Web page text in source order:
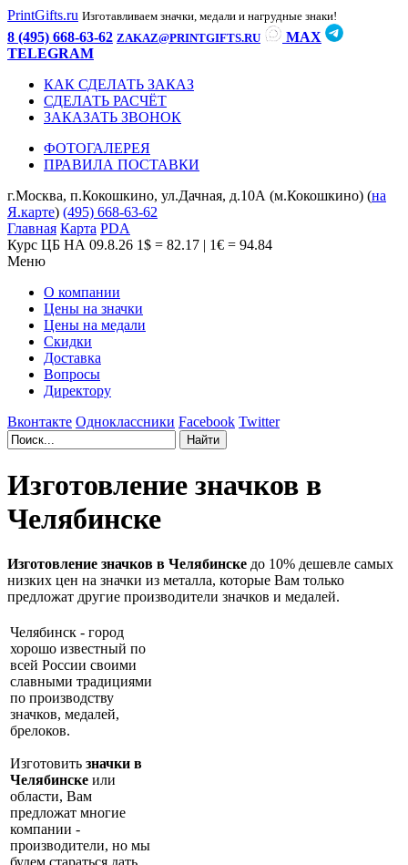
PrintGifts.ru Изготавливаем значки, медали и нагрудные знаки!
8 (495) 668-63-62 ZAKAZ@PRINTGIFTS.RU
MAX
TELEGRAM
КАК СДЕЛАТЬ ЗАКАЗ
СДЕЛАТЬ РАСЧЁТ
ЗАКАЗАТЬ ЗВОНОК
ФОТОГАЛЕРЕЯ
ПРАВИЛА ПОСТАВКИ
г.Москва, п.Кокошкино, ул.Дачная, д.10А (м.Кокошкино) (на
Я.карте) (495) 668-63-62
Главная Карта PDA
Курс ЦБ НА 09.8.26 1$ = 82.17 | 1€ = 94.84
Меню
О компании
Цены на значки
Цены на медали
Скидки
Доставка
Вопросы
Директору
Вконтакте Одноклассники Facebook Twitter
Изготовление значков в
Челябинске
Изготовление значков в Челябинске до 10% дешевле самых
низких цен на значки из металла, которые Вам только
предложат другие производители значков и медалей.
Челябинск - город
хорошо известный по
всей России своими
славными традициями
по производству
значков, медалей,
брелоков.
Изготовить значки в
Челябинске или
области, Вам
предложат многие
компании -
производители, но мы
будем стараться дать